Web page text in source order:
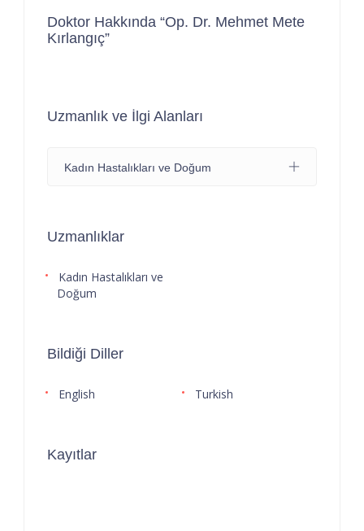
Doktor Hakkında “Op. Dr. Mehmet Mete
Kırlangıç”
Uzmanlık ve İlgi Alanları
Kadın Hastalıkları ve Doğum
Uzmanlıklar
Kadın Hastalıkları ve
Doğum
Bildiği Diller
English Turkish
Kayıtlar